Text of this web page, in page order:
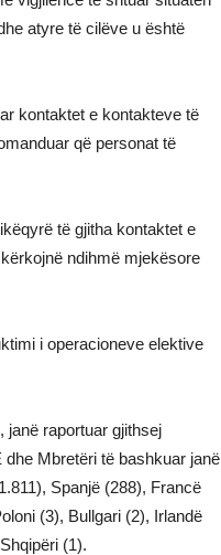
atyre të cilëve u është
kontaktet e kontakteve të
që personat të
të gjitha kontaktet e
ndihmë mjekësore
i operacioneve elektive
janë raportuar gjithsej
Mbretëri të bashkuar janë
Spanjë (288), Francë
(3), Bullgari (2), Irlandë
(1).